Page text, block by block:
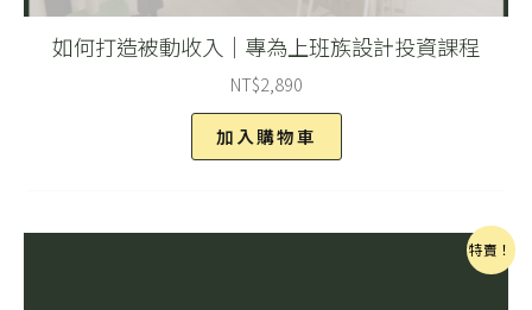
如何打造被動收入｜專為上班族設計投資課程
NT$2,890
加入購物車
特賣！